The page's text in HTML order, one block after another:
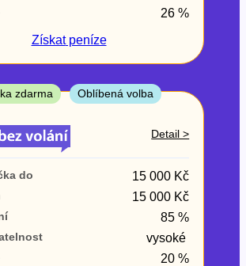
26 %
Získatpeníze
zdarma Oblíbená volba
Detail >
do 15 000 Kč
15 000 Kč
85 %
vysoké
20 %